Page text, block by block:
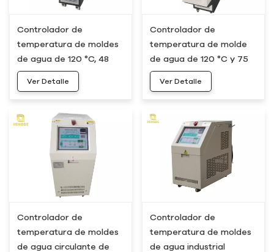
Controlador de
temperatura de moldes
de agua de 120 °C, 48
kW y 60 kW, HWM-50
Ver Detalle
Controlador de
temperatura de molde
de agua de 120 °C y 75
kW, fabricante HWM-75
Ver Detalle
Controlador de
temperatura de moldes
de agua circulante de
Controlador de
temperatura de moldes
de agua industrial